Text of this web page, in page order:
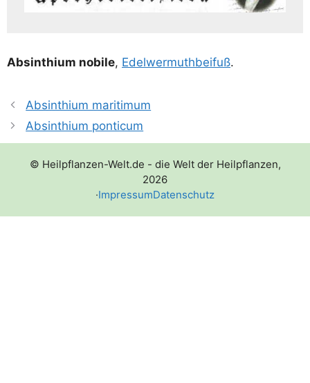
Absinthi­um nobi­le, Edel­wer­muth­bei­fuß.
Absinthium maritimum
Absinthium ponticum
© Heilpflanzen-Welt.de - die Welt der Heilpflanzen,
2026
·ImpressumDatenschutz